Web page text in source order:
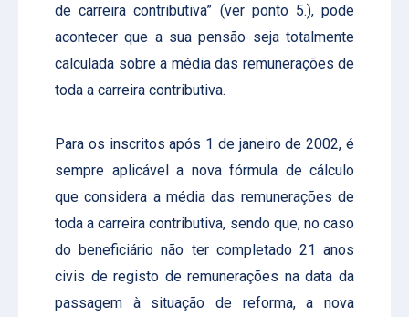
de carreira contributiva” (ver ponto 5.), pode
acontecer que a sua pensão seja totalmente
calculada sobre a média das remunerações de
toda a carreira contributiva.
Para os inscritos após 1 de janeiro de 2002, é
sempre aplicável a nova fórmula de cálculo
que considera a média das remunerações de
toda a carreira contributiva, sendo que, no caso
do beneficiário não ter completado 21 anos
civis de registo de remunerações na data da
passagem à situação de reforma, a nova